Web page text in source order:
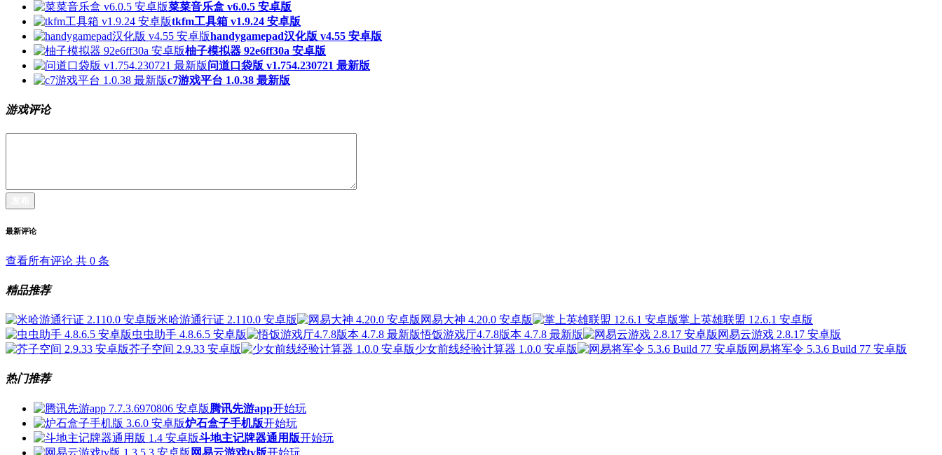
菜菜音乐盒 v6.0.5 安卓版
tkfm工具箱 v1.9.24 安卓版
handygamepad汉化版 v4.55 安卓版
柚子模拟器 92e6ff30a 安卓版
问道口袋版 v1.754.230721 最新版
c7游戏平台 1.0.38 最新版
游戏评论
最新评论
查看所有评论 共 0 条
精品推荐
米哈游通行证 2.110.0 安卓版 网易大神 4.20.0 安卓版
掌上英雄联盟 12.6.1 安卓版
虫虫助手 4.8.6.5 安卓版
悟饭游戏厅4.7.8版本 4.7.8 最新版
网易云游戏 2.8.17 安卓版
芥子空间 2.9.33 安卓版
少女前线经验计算器 1.0.0 安卓版 网易将军令 5.3.6 Build 77 安卓版
热门推荐
腾讯先游app开始玩
炉石盒子手机版开始玩
斗地主记牌器通用版开始玩
网易云游戏tv版开始玩